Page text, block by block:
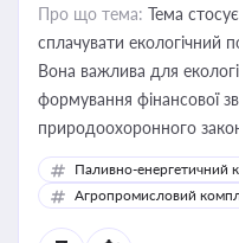
Про що тема: Тема
сплачувати екологічний
Вона важлива для
формування фінансової
природоохоронного
Паливно-енергетичний
Агропромисловий